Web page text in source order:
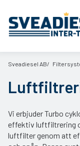
Sveadiesel AB
Vi erbjuder Turbo
effektiv luftfiltrering
luftfilter genom att